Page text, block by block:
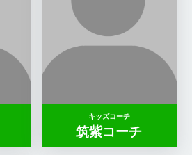
キッズコーチ
筑紫コーチ